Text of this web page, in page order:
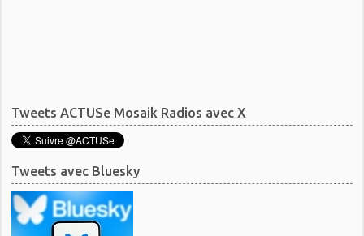
Tweets ACTUSe Mosaik Radios avec X
Tweets avec Bluesky